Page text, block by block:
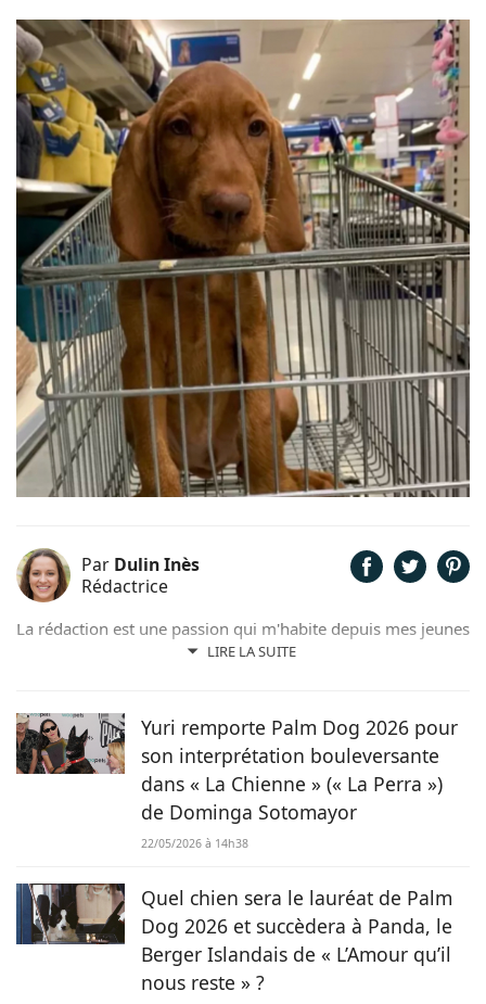
Par Dulin Inès
Rédactrice
LIRE LA SUITE
La rédaction est une passion qui m'habite depuis mes jeunes
années. Férue de poésie et de littérature, il m'arrivait de
rédaction web et ainsi faire de mon hobby, un métier !
Yuri remporte Palm Dog 2026 pour
son interprétation bouleversante
dans « La Chienne » (« La Perra »)
de Dominga Sotomayor
22/05/2026 à 14h38
Quel chien sera le lauréat de Palm
Dog 2026 et succèdera à Panda, le
Berger Islandais de « L’Amour qu’il
nous reste » ?